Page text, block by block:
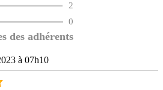
2
0
des adhérents
à 07h10